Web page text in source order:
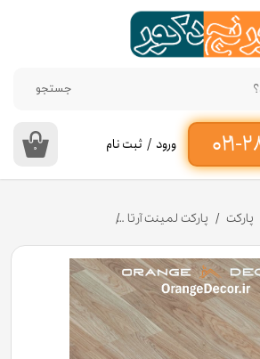
جستجو
۰ ورود / ثبت نام
پارکت پارکت لمینت آرتا